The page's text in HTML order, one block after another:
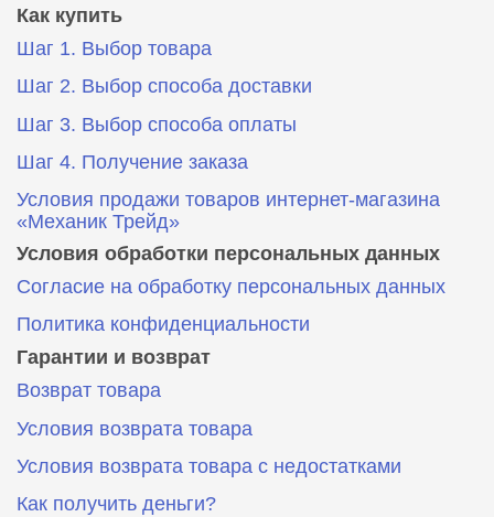
Как купить
Шаг 1. Выбор товара
Шаг 2. Выбор способа доставки
Шаг 3. Выбор способа оплаты
Шаг 4. Получение заказа
Условия продажи товаров интернет-магазина
«Механик Трейд»
Условия обработки персональных данных
Согласие на обработку персональных данных
Политика конфиденциальности
Гарантии и возврат
Возврат товара
Условия возврата товара
Условия возврата товара с недостатками
Как получить деньги?